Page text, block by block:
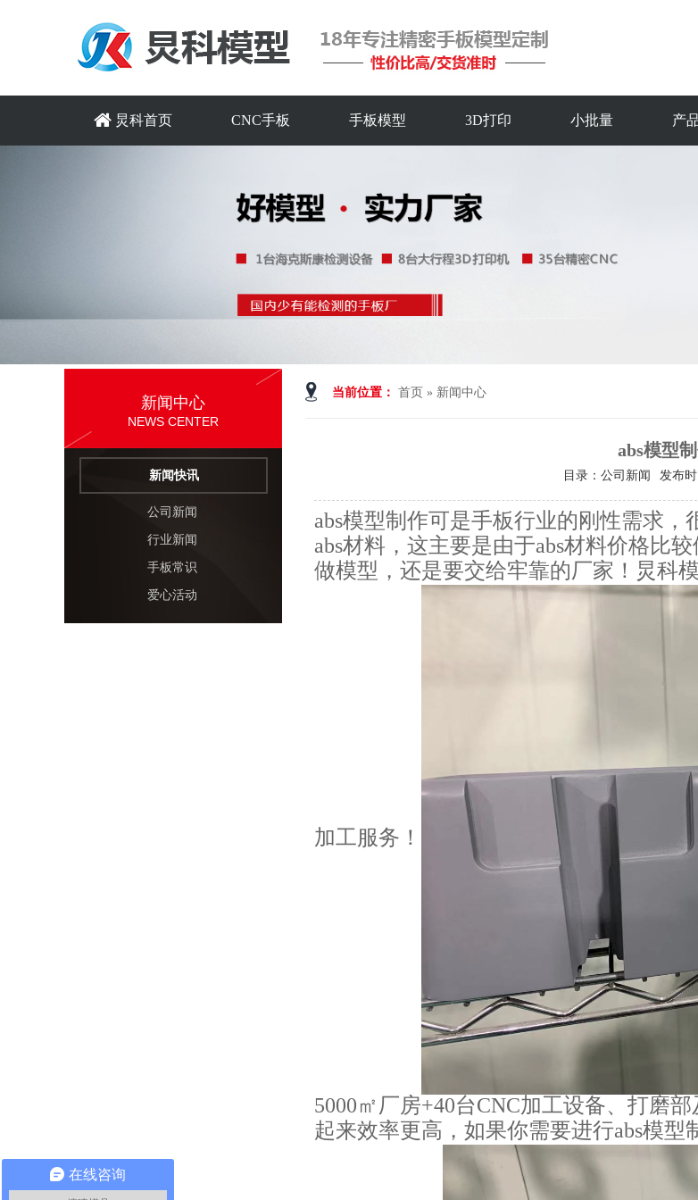
炅科首页 CNC手板 手板模型 3D打印 小批量 产
当前位置： 首页 » 新闻中心
abs模型
目录：公司新闻 发布
abs模型制作可是手板行业的刚性需求
abs材料，这主要是由于abs材料价格比
做模型，还是要交给牢靠的厂家！炅科
加工服务！
5000㎡厂房+40台CNC加工设备、打磨
起来效率更高，如果你需要进行abs模
新闻中心
NEWS CENTER
新闻快讯
公司新闻
行业新闻
手板常识
爱心活动
在线咨询